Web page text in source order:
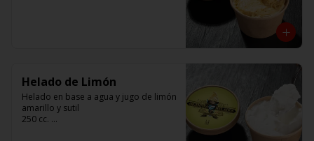
Helado de Limón
Helado en base a agua y jugo de limón
amarillo y sutil
250 cc.